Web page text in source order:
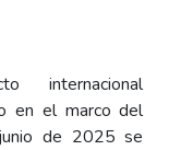
internacional
en el marco del
de 2025 se